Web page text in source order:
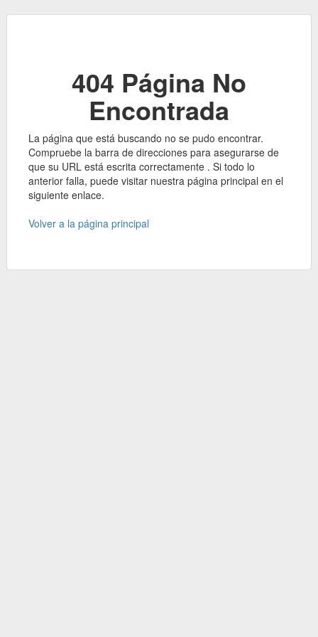
404 Página No
Encontrada
La página que está buscando no se pudo encontrar.
Compruebe la barra de direcciones para asegurarse de
que su URL está escrita correctamente . Si todo lo
anterior falla, puede visitar nuestra página principal en el
siguiente enlace.
Volver a la página principal